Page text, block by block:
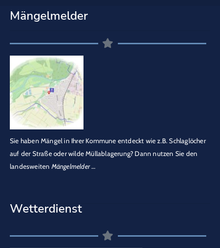
Mängelmelder
Sie haben Mängel in Ihrer Kommune entdeckt wie z.B. Schlaglöcher
auf der Straße oder wilde Müllablagerung? Dann nutzen Sie den
landesweiten Mängelmelder…
Wetterdienst